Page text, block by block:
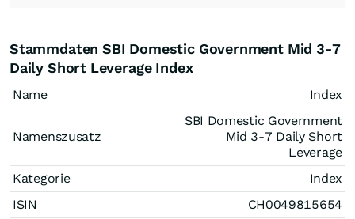
Stammdaten SBI Domestic Government Mid 3-7
Daily Short Leverage Index
Name Index
Namenszusatz
SBI Domestic Government
Mid 3-7 Daily Short
Leverage
Kategorie
Index
ISIN
CH0049815654